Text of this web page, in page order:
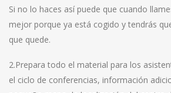
Si no lo haces así puede que cuando
mejor porque ya está cogido y tendrás
que quede.
2.Prepara todo el material para los
el ciclo de conferencias, información